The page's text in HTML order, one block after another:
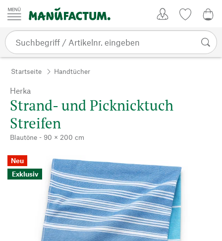
Zum Inhalt springen
Startseite Handtücher
Herka
Strand- und Picknicktuch
Streifen
Blautöne - 90 × 200 cm
Neu
Exklusiv